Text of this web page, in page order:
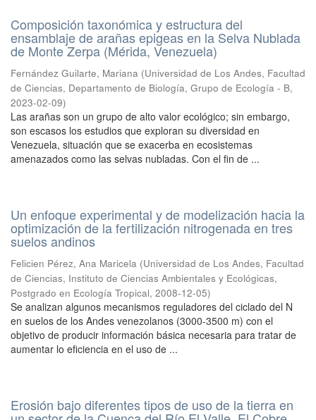
Composición taxonómica y estructura del
ensamblaje de arañas epigeas en la Selva Nublada
de Monte Zerpa (Mérida, Venezuela)
Fernández Guilarte, Mariana (Universidad de Los Andes, Facultad
de Ciencias, Departamento de Biología, Grupo de Ecología - B,
2023-02-09)
Las arañas son un grupo de alto valor ecológico; sin embargo,
son escasos los estudios que exploran su diversidad en
Venezuela, situación que se exacerba en ecosistemas
amenazados como las selvas nubladas. Con el fin de ...
Un enfoque experimental y de modelización hacia la
optimización de la fertilización nitrogenada en tres
suelos andinos
Felicien Pérez, Ana Maricela (Universidad de Los Andes, Facultad
de Ciencias, Instituto de Ciencias Ambientales y Ecológicas,
Postgrado en Ecología Tropical, 2008-12-05)
Se analizan algunos mecanismos reguladores del ciclado del N
en suelos de los Andes venezolanos (3000-3500 m) con el
objetivo de producir información básica necesaria para tratar de
aumentar lo eficiencia en el uso de ...
Erosión bajo diferentes tipos de uso de la tierra en